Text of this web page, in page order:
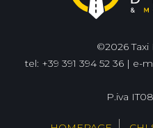
©2026 Taxi
tel: +39 391 394 52 36 | e-
P.iva